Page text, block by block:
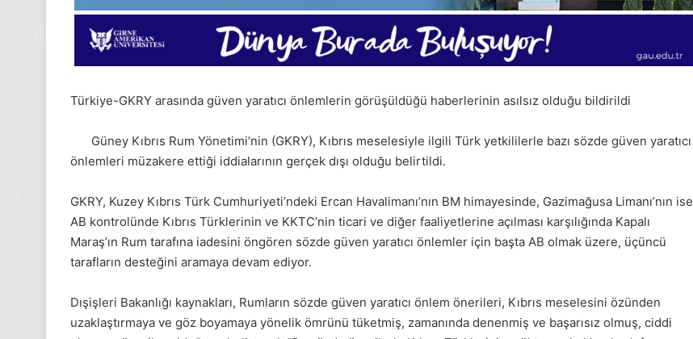
Türkiye-GKRY arasında güven yaratıcı önlemlerin görüşüldüğü haberlerinin asılsız olduğu bildirildi
Güney Kıbrıs Rum Yönetimi’nin (GKRY), Kıbrıs meselesiyle ilgili Türk yetkililerle bazı sözde güven yaratıcı
önlemleri müzakere ettiği iddialarının gerçek dışı olduğu belirtildi.
GKRY, Kuzey Kıbrıs Türk Cumhuriyeti’ndeki Ercan Havalimanı’nın BM himayesinde, Gazimağusa Limanı’nın ise
AB kontrolünde Kıbrıs Türklerinin ve KKTC’nin ticari ve diğer faaliyetlerine açılması karşılığında Kapalı
Maraş’ın Rum tarafına iadesini öngören sözde güven yaratıcı önlemler için başta AB olmak üzere, üçüncü
tarafların desteğini aramaya devam ediyor.
Dışişleri Bakanlığı kaynakları, Rumların sözde güven yaratıcı önlem önerileri, Kıbrıs meselesini özünden
uzaklaştırmaya ve göz boyamaya yönelik ömrünü tüketmiş, zamanında denenmiş ve başarısız olmuş, ciddi
24
Kasım
Aralık